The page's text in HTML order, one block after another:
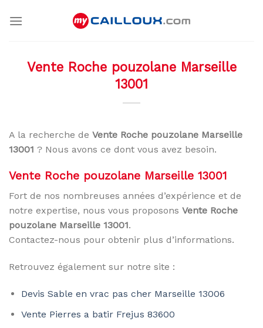
Vente Roche pouzolane Marseille
13001
A la recherche de Vente Roche pouzolane Marseille
13001 ? Nous avons ce dont vous avez besoin.
Vente Roche pouzolane Marseille 13001
Fort de nos nombreuses années d’expérience et de
notre expertise, nous vous proposons Vente Roche
pouzolane Marseille 13001.
Contactez-nous pour obtenir plus d’informations.
Retrouvez également sur notre site :
Devis Sable en vrac pas cher Marseille 13006
Vente Pierres a batir Frejus 83600